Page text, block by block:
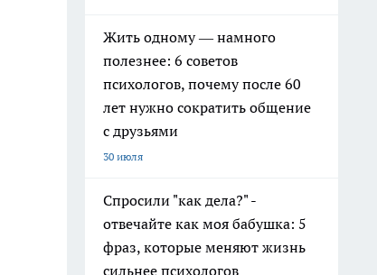
Жить одному — намного
полезнее: 6 советов
психологов, почему после 60
лет нужно сократить общение
с друзьями
30 июля
Спросили "как дела?" -
отвечайте как моя бабушка: 5
фраз, которые меняют жизнь
сильнее психологов